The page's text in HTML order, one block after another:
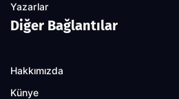
Yazarlar
Diğer Bağlantılar
Hakkımızda
Künye